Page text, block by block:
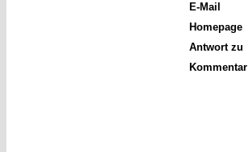
E-Mail
Homepage
Antwort zu
Kommentar